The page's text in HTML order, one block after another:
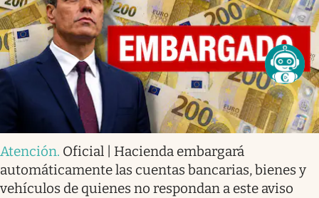
Atención. Oficial | Hacienda embargará
automáticamente las cuentas bancarias, bienes y
vehículos de quienes no respondan a este aviso